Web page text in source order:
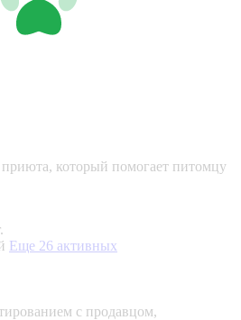
который помогает питомцу
Еще 26 активных
с продавцом,